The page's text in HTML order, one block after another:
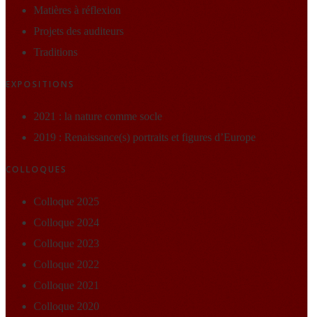
Matières à réflexion
Projets des auditeurs
Traditions
EXPOSITIONS
2021 : la nature comme socle
2019 : Renaissance(s) portraits et figures d’Europe
COLLOQUES
Colloque 2025
Colloque 2024
Colloque 2023
Colloque 2022
Colloque 2021
Colloque 2020